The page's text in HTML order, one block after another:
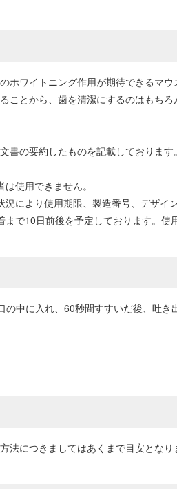
ホワイトニング作用が期待できるマ
ことから、歯を清潔にするのはもち
の要約したものを記載しております。
使用できません。
により使用期限、製造番号、デザイ
で10日前後を予定しております。使
中に入れ、60秒間すすいだ後、吐き
法につきましてはあくまで目安とな